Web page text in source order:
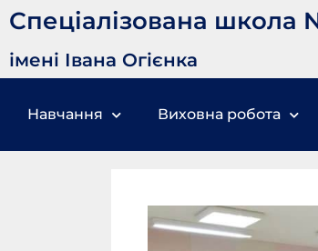
Спеціалізована школа
імені Івана Огієнка
Навчання Виховна робота